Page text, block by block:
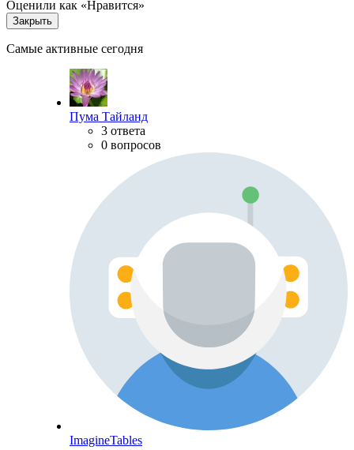
Оценили как «Нравится»
Закрыть
Самые активные сегодня
Пума Тайланд
3 ответа
0 вопросов
ImagineTables